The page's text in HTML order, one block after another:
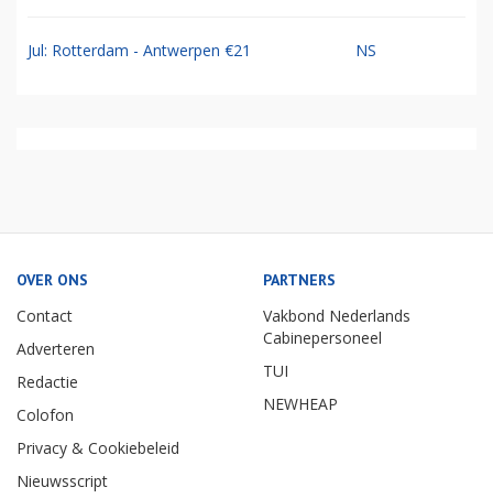
Jul: Rotterdam - Antwerpen €21 NS
OVER ONS
Contact
Adverteren
Redactie
Colofon
Privacy & Cookiebeleid
Nieuwsscript
PARTNERS
Vakbond Nederlands
Cabinepersoneel
TUI
NEWHEAP